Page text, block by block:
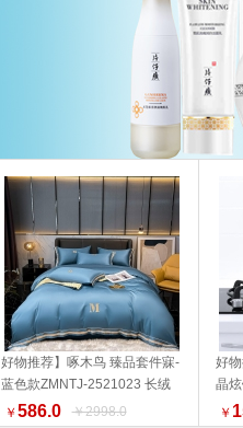
好物推荐】啄木鸟 臻品套件寐-
蓝色款ZMNTJ-2521023 长绒
棉 家纺 品质生活 健康生活家居
￥ 586.0 ￥2998.0
好
晶
14
￥